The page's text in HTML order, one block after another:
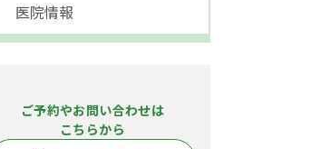
医院情報
ご予約やお問い合わせは
こちらから